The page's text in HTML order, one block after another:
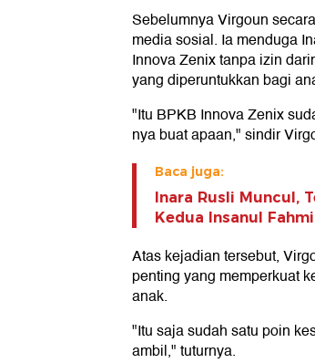
Sebelumnya Virgoun
media sosial. Ia menduga
Innova Zenix tanpa izin
yang diperuntukkan bagi
"Itu BPKB Innova Zenix
nya buat apaan," sindir
Baca juga:
Inara Rusli Muncul,
Kedua Insanul Fahmi
Atas kejadian tersebut,
penting yang memperkuat
anak.
"Itu saja sudah satu poin
ambil," tuturnya.